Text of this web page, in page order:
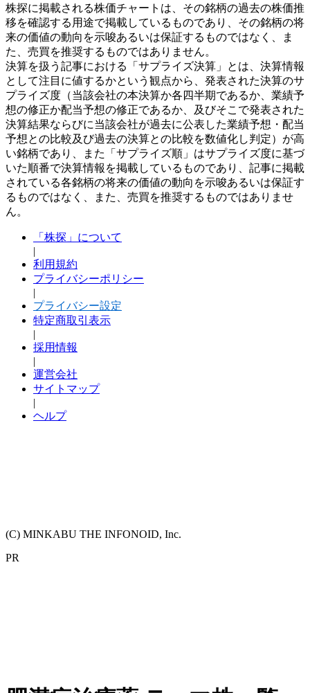
株探に掲載される株価チャートは、その銘柄の過去の株価推
移を確認する用途で掲載しているものであり、その銘柄の将
来の価値の動向を示唆あるいは保証するものではなく、ま
た、売買を推奨するものではありません。
決算を扱う記事における「サプライズ決算」とは、決算情報
として注目に値するかという観点から、発表された決算のサ
プライズ度（当該会社の本決算か各四半期であるか、業績予
想の修正か配当予想の修正であるか、及びそこで発表された
決算結果ならびに当該会社が過去に公表した業績予想・配当
予想との比較及び過去の決算との比較を数値化し判定）が高
い銘柄であり、また「サプライズ順」はサプライズ度に基づ
いた順番で決算情報を掲載しているものであり、記事に掲載
されている各銘柄の将来の価値の動向を示唆あるいは保証す
るものではなく、また、売買を推奨するものではありませ
ん。
「株探」について
|
利用規約
プライバシーポリシー
|
プライバシー設定
特定商取引表示
|
採用情報
|
運営会社
サイトマップ
|
ヘルプ
(C) MINKABU THE INFONOID, Inc.
PR